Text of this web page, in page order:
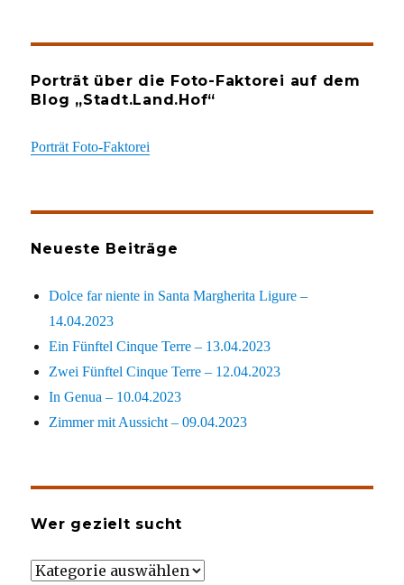
Porträt über die Foto-Faktorei auf dem
Blog „Stadt.Land.Hof“
Porträt Foto-Faktorei
Neueste Beiträge
Dolce far niente in Santa Margherita Ligure –
14.04.2023
Ein Fünftel Cinque Terre – 13.04.2023
Zwei Fünftel Cinque Terre – 12.04.2023
In Genua – 10.04.2023
Zimmer mit Aussicht – 09.04.2023
Wer gezielt sucht
Wer